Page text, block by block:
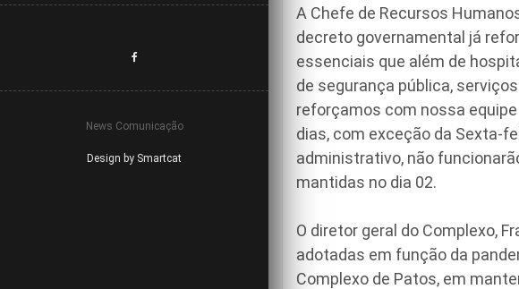
News Comunicação
Design by Smartcat
A Chefe de Recursos
decreto governamental já
essenciais que além de
de segurança pública,
reforçamos com nossa
dias, com exceção da Sexta-
administrativo, não
mantidas no dia 02.
O diretor geral do Complexo,
adotadas em função da
Complexo de Patos, em